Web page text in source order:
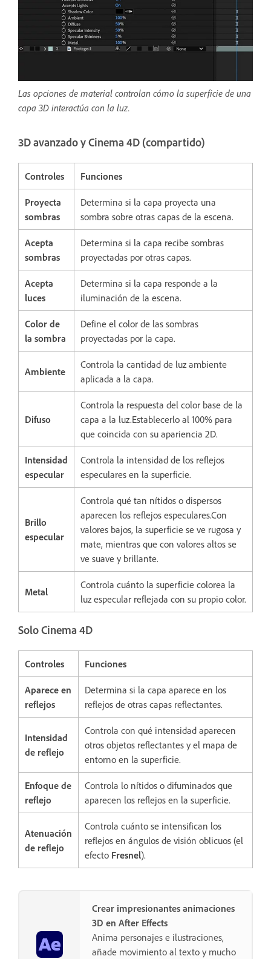
Las opciones de material controlan cómo la superficie de una
capa 3D interactúa con la luz.
3D avanzado y Cinema 4D (compartido)
Controles Funciones
Proyecta
sombras
Determina si la capa proyecta una
sombra sobre otras capas de la escena.
Acepta
sombras
Determina si la capa recibe sombras
proyectadas por otras capas.
Acepta
luces
Determina si la capa responde a la
iluminación de la escena.
Color de
la sombra
Define el color de las sombras
proyectadas por la capa.
Ambiente
Controla la cantidad de luz ambiente
aplicada a la capa.
Difuso
Controla la respuesta del color base de la
capa a la luz.Establecerlo al 100% para
que coincida con su apariencia 2D.
Intensidad
especular
Controla la intensidad de los reflejos
especulares en la superficie.
Brillo
especular
Controla qué tan nítidos o dispersos
aparecen los reflejos especulares.Con
valores bajos, la superficie se ve rugosa y
mate, mientras que con valores altos se
ve suave y brillante.
Metal
Controla cuánto la superficie colorea la
luz especular reflejada con su propio color.
Solo Cinema 4D
Controles Funciones
Aparece en
reflejos
Determina si la capa aparece en los
reflejos de otras capas reflectantes.
Intensidad
de reflejo
Controla con qué intensidad aparecen
otros objetos reflectantes y el mapa de
entorno en la superficie.
Enfoque de
reflejo
Controla lo nítidos o difuminados que
aparecen los reflejos en la superficie.
Atenuación
de reflejo
Controla cuánto se intensifican los
reflejos en ángulos de visión oblicuos (el
efecto Fresnel).
Crear impresionantes animaciones
3D en After Effects
Anima personajes e ilustraciones,
añade movimiento al texto y mucho